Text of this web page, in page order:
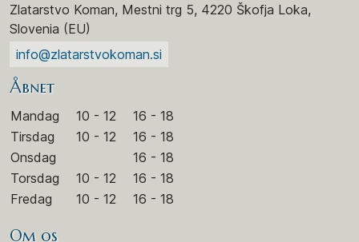
Zlatarstvo Koman, Mestni trg 5, 4220 Škofja Loka,
Slovenia (EU)
info@zlatarstvokoman.si
Åbnet
Mandag 10 - 12
16 - 18
Tirsdag
10 - 12
16 - 18
Onsdag
16 - 18
Torsdag
10 - 12
16 - 18
Fredag
10 - 12 16 - 18
Om os